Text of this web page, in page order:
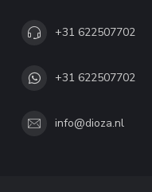
+31 622507702
+31 622507702
info@dioza.nl